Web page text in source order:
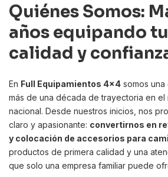
Quiénes Somos:
años equipando
calidad y
En Full Equipamientos 4x4 somos una
más de una década de trayectoria en
nacional. Desde nuestros inicios, nos
claro y apasionante: convertirnos en
y colocación de accesorios para
productos de primera calidad y una
que solo una empresa familiar puede